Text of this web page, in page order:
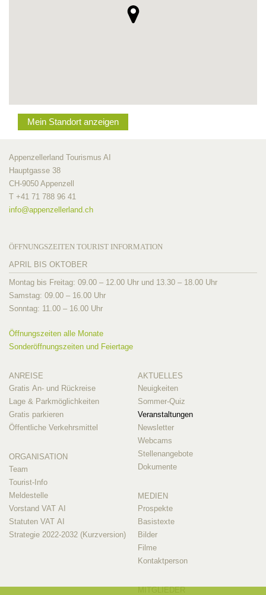
Mein Standort anzeigen
Appenzellerland Tourismus AI
Hauptgasse 38
CH-9050 Appenzell
T +41 71 788 96 41
info@appenzellerland.ch
ÖFFNUNGSZEITEN TOURIST INFORMATION
APRIL BIS OKTOBER
Montag bis Freitag: 09.00 – 12.00 Uhr und 13.30 – 18.00 Uhr
Samstag: 09.00 – 16.00 Uhr
Sonntag: 11.00 – 16.00 Uhr
Öffnungszeiten alle Monate
Sonderöffnungszeiten und Feiertage
ANREISE
Gratis An- und Rückreise
Lage & Parkmöglichkeiten
Gratis parkieren
Öffentliche Verkehrsmittel
ORGANISATION
Team
Tourist-Info
Meldestelle
Vorstand VAT AI
Statuten VAT AI
Strategie 2022-2032 (Kurzversion)
AKTUELLES
Neuigkeiten
Sommer-Quiz
Veranstaltungen
Newsletter
Webcams
Stellenangebote
Dokumente
MEDIEN
Prospekte
Basistexte
Bilder
Filme
Kontaktperson